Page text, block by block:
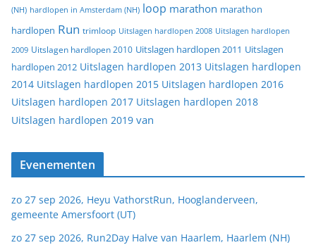
(NH) hardlopen in Amsterdam (NH) loop marathon marathon
hardlopen Run trimloop Uitslagen hardlopen 2008 Uitslagen hardlopen
2009 Uitslagen hardlopen 2010 Uitslagen hardlopen 2011 Uitslagen
hardlopen 2012 Uitslagen hardlopen 2013 Uitslagen hardlopen
2014 Uitslagen hardlopen 2015 Uitslagen hardlopen 2016
Uitslagen hardlopen 2017 Uitslagen hardlopen 2018
Uitslagen hardlopen 2019 van
Evenementen
zo 27 sep 2026, Heyu VathorstRun, Hooglanderveen,
gemeente Amersfoort (UT)
zo 27 sep 2026, Run2Day Halve van Haarlem, Haarlem (NH)